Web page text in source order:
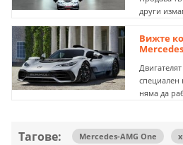
други
Вижте
специален
няма да
Тагове: Mercedes-AMG One